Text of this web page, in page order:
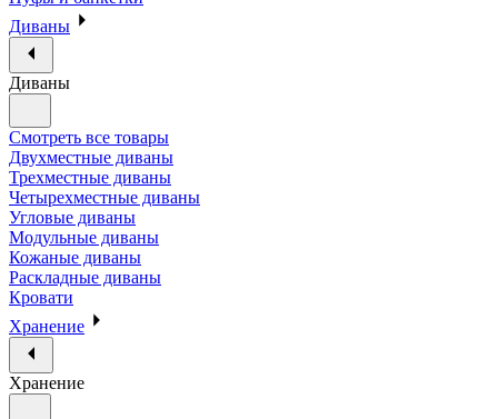
Диваны
Диваны
Смотреть все товары
Двухместные диваны
Трехместные диваны
Четырехместные диваны
Угловые диваны
Модульные диваны
Кожаные диваны
Раскладные диваны
Кровати
Хранение
Хранение